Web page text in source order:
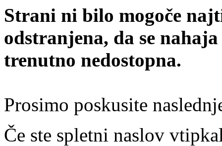
Strani ni bilo mogoče
odstranjena, da se
trenutno nedostopna.
Prosimo poskusite
Če ste spletni naslov